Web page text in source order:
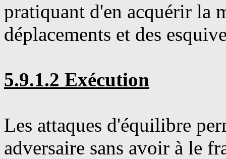
pratiquant d'en acquérir la
déplacements et des
5.9.1.2 Exécution
Les attaques d'équilibre
adversaire sans avoir à le